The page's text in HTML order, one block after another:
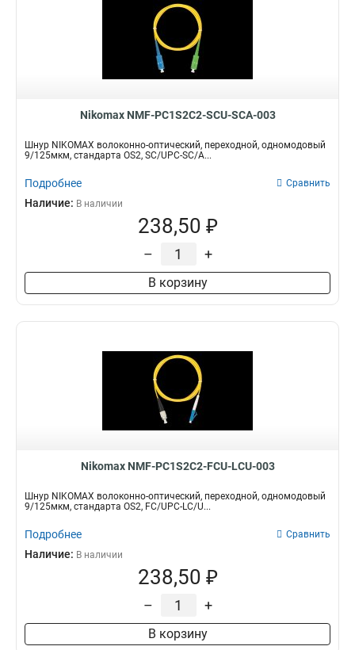
Nikomax NMF-PC1S2C2-SCU-SCA-003
Шнур NIKOMAX волоконно-оптический, переходной, одномодовый
9/125мкм, стандарта OS2, SC/UPC-SC/A...
Подробнее Сравнить
Наличие: В наличии
238,50 ₽
– +
В корзину
Nikomax NMF-PC1S2C2-FCU-LCU-003
Шнур NIKOMAX волоконно-оптический, переходной, одномодовый
9/125мкм, стандарта OS2, FC/UPC-LC/U...
Подробнее Сравнить
Наличие: В наличии
238,50 ₽
– +
В корзину